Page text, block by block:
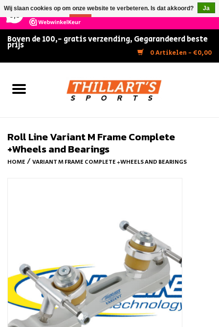
147 Reviews ×
Boven de 100,- gratis verzending, Gegarandeerd beste
prijs
0 Artikelen - €0,00
Home
Inline Skates
Rolschaatsen
SALE
Merken
Roll Line Variant M Frame Complete
+Wheels and Bearings
HOME /VARIANT M FRAME COMPLETE +WHEELS AND BEARINGS
Wij slaan cookies op om onze website te verbeteren. Is dat akkoord?
Ja
Nee